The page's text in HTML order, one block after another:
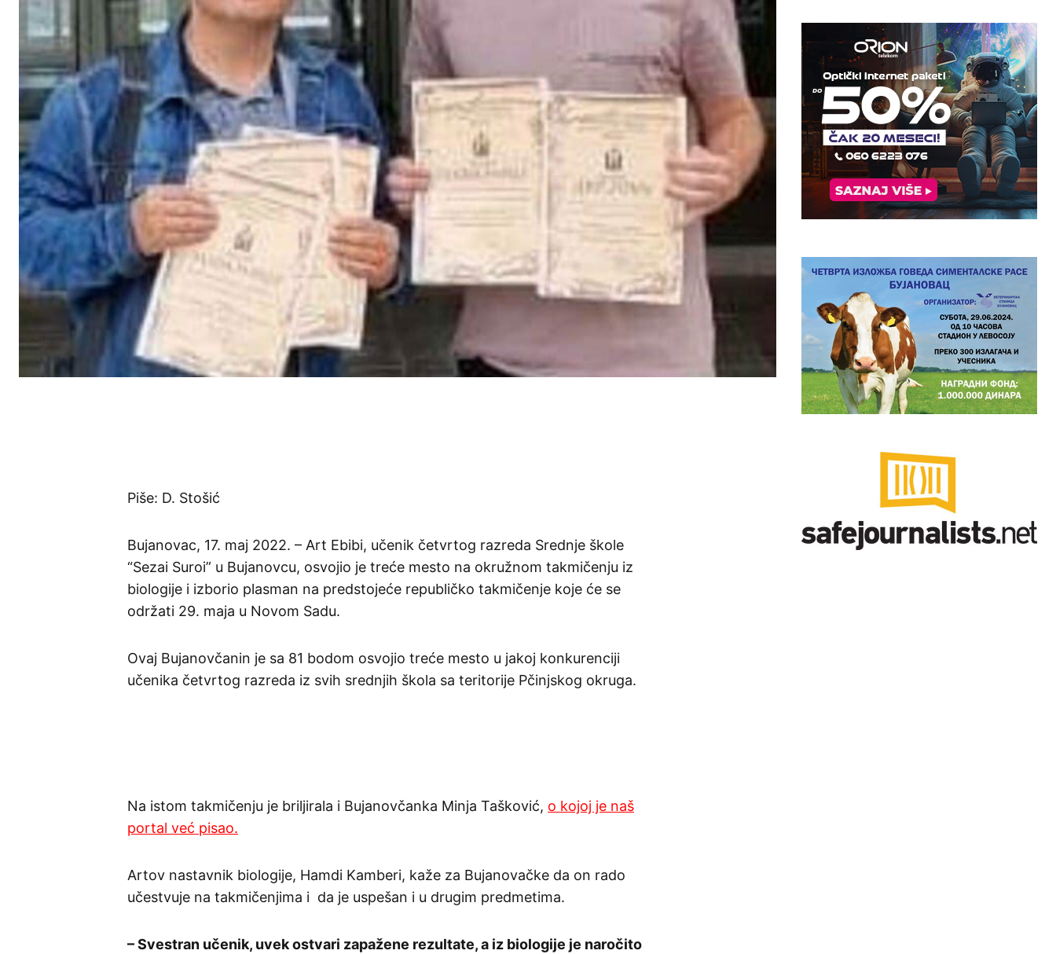
Piše: D. Stošić
Bujanovac, 17. maj 2022. – Art Ebibi, učenik četvrtog razreda Srednje škole
“Sezai Suroi” u Bujanovcu, osvojio je treće mesto na okružnom takmičenju iz
biologije i izborio plasman na predstojeće republičko takmičenje koje će se
održati 29. maja u Novom Sadu.
Ovaj Bujanovčanin je sa 81 bodom osvojio treće mesto u jakoj konkurenciji
učenika četvrtog razreda iz svih srednjih škola sa teritorije Pčinjskog okruga.
Na istom takmičenju je briljirala i Bujanovčanka Minja Tašković, o kojoj je naš
portal već pisao.
Artov nastavnik biologije, Hamdi Kamberi, kaže za Bujanovačke da on rado
učestvuje na takmičenjima i da je uspešan i u drugim predmetima.
– Svestran učenik, uvek ostvari zapažene rezultate, a iz biologije je naročito